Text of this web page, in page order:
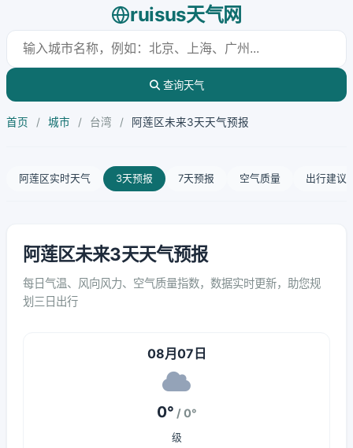
ruisus天气网
查询天气
首页 / 城市 / 台湾 / 阿莲区未来3天天气预报
阿莲区实时天气 3天预报 7天预报 空气质量 出行建议
阿莲区未来3天天气预报
每日气温、风向风力、空气质量指数，数据实时更新，助您规
划三日出行
08月07日
0° / 0°
级